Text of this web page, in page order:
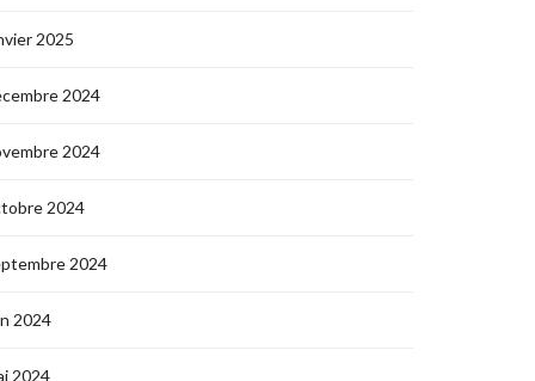
2025
2024
2024
2024
2024
2024
2024